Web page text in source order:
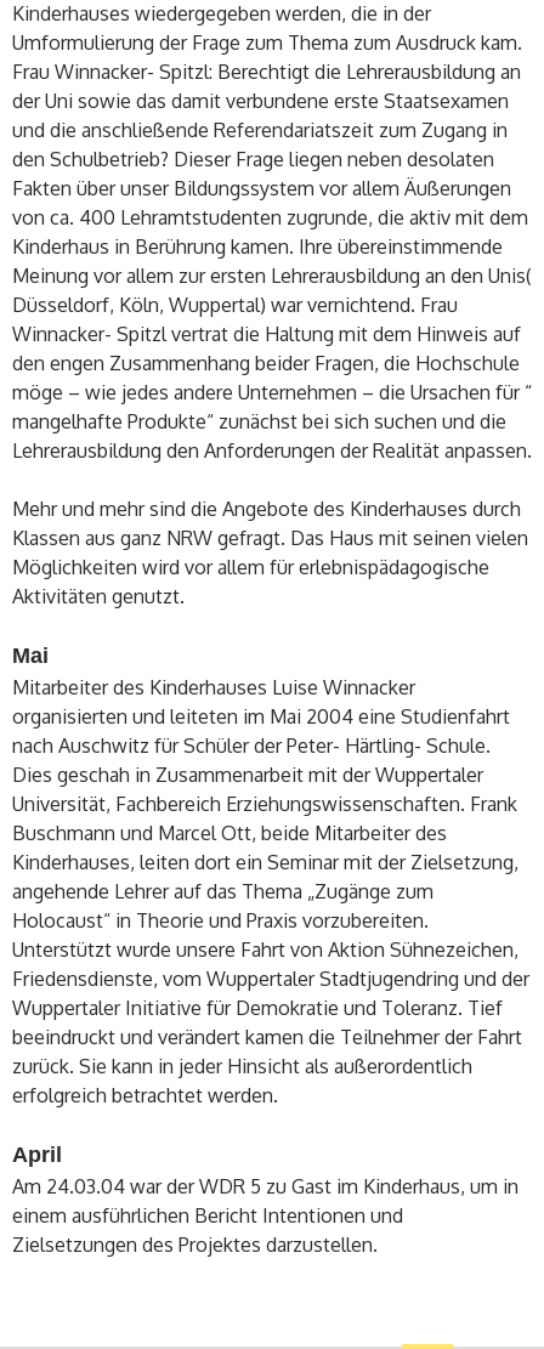
Kinderhauses wiedergegeben werden, die in der
Umformulierung der Frage zum Thema zum Ausdruck kam.
Frau Winnacker- Spitzl: Berechtigt die Lehrerausbildung an
der Uni sowie das damit verbundene erste Staatsexamen
und die anschließende Referendariatszeit zum Zugang in
den Schulbetrieb? Dieser Frage liegen neben desolaten
Fakten über unser Bildungssystem vor allem Äußerungen
von ca. 400 Lehramtstudenten zugrunde, die aktiv mit dem
Kinderhaus in Berührung kamen. Ihre übereinstimmende
Meinung vor allem zur ersten Lehrerausbildung an den Unis(
Düsseldorf, Köln, Wuppertal) war vernichtend. Frau
Winnacker- Spitzl vertrat die Haltung mit dem Hinweis auf
den engen Zusammenhang beider Fragen, die Hochschule
möge – wie jedes andere Unternehmen – die Ursachen für “
mangelhafte Produkte“ zunächst bei sich suchen und die
Lehrerausbildung den Anforderungen der Realität anpassen.
Mehr und mehr sind die Angebote des Kinderhauses durch
Klassen aus ganz NRW gefragt. Das Haus mit seinen vielen
Möglichkeiten wird vor allem für erlebnispädagogische
Aktivitäten genutzt.
Mai
Mitarbeiter des Kinderhauses Luise Winnacker
organisierten und leiteten im Mai 2004 eine Studienfahrt
nach Auschwitz für Schüler der Peter- Härtling- Schule.
Dies geschah in Zusammenarbeit mit der Wuppertaler
Universität, Fachbereich Erziehungswissenschaften. Frank
Buschmann und Marcel Ott, beide Mitarbeiter des
Kinderhauses, leiten dort ein Seminar mit der Zielsetzung,
angehende Lehrer auf das Thema „Zugänge zum
Holocaust“ in Theorie und Praxis vorzubereiten.
Unterstützt wurde unsere Fahrt von Aktion Sühnezeichen,
Friedensdienste, vom Wuppertaler Stadtjugendring und der
Wuppertaler Initiative für Demokratie und Toleranz. Tief
beeindruckt und verändert kamen die Teilnehmer der Fahrt
zurück. Sie kann in jeder Hinsicht als außerordentlich
erfolgreich betrachtet werden.
April
Am 24.03.04 war der WDR 5 zu Gast im Kinderhaus, um in
einem ausführlichen Bericht Intentionen und
Zielsetzungen des Projektes darzustellen.